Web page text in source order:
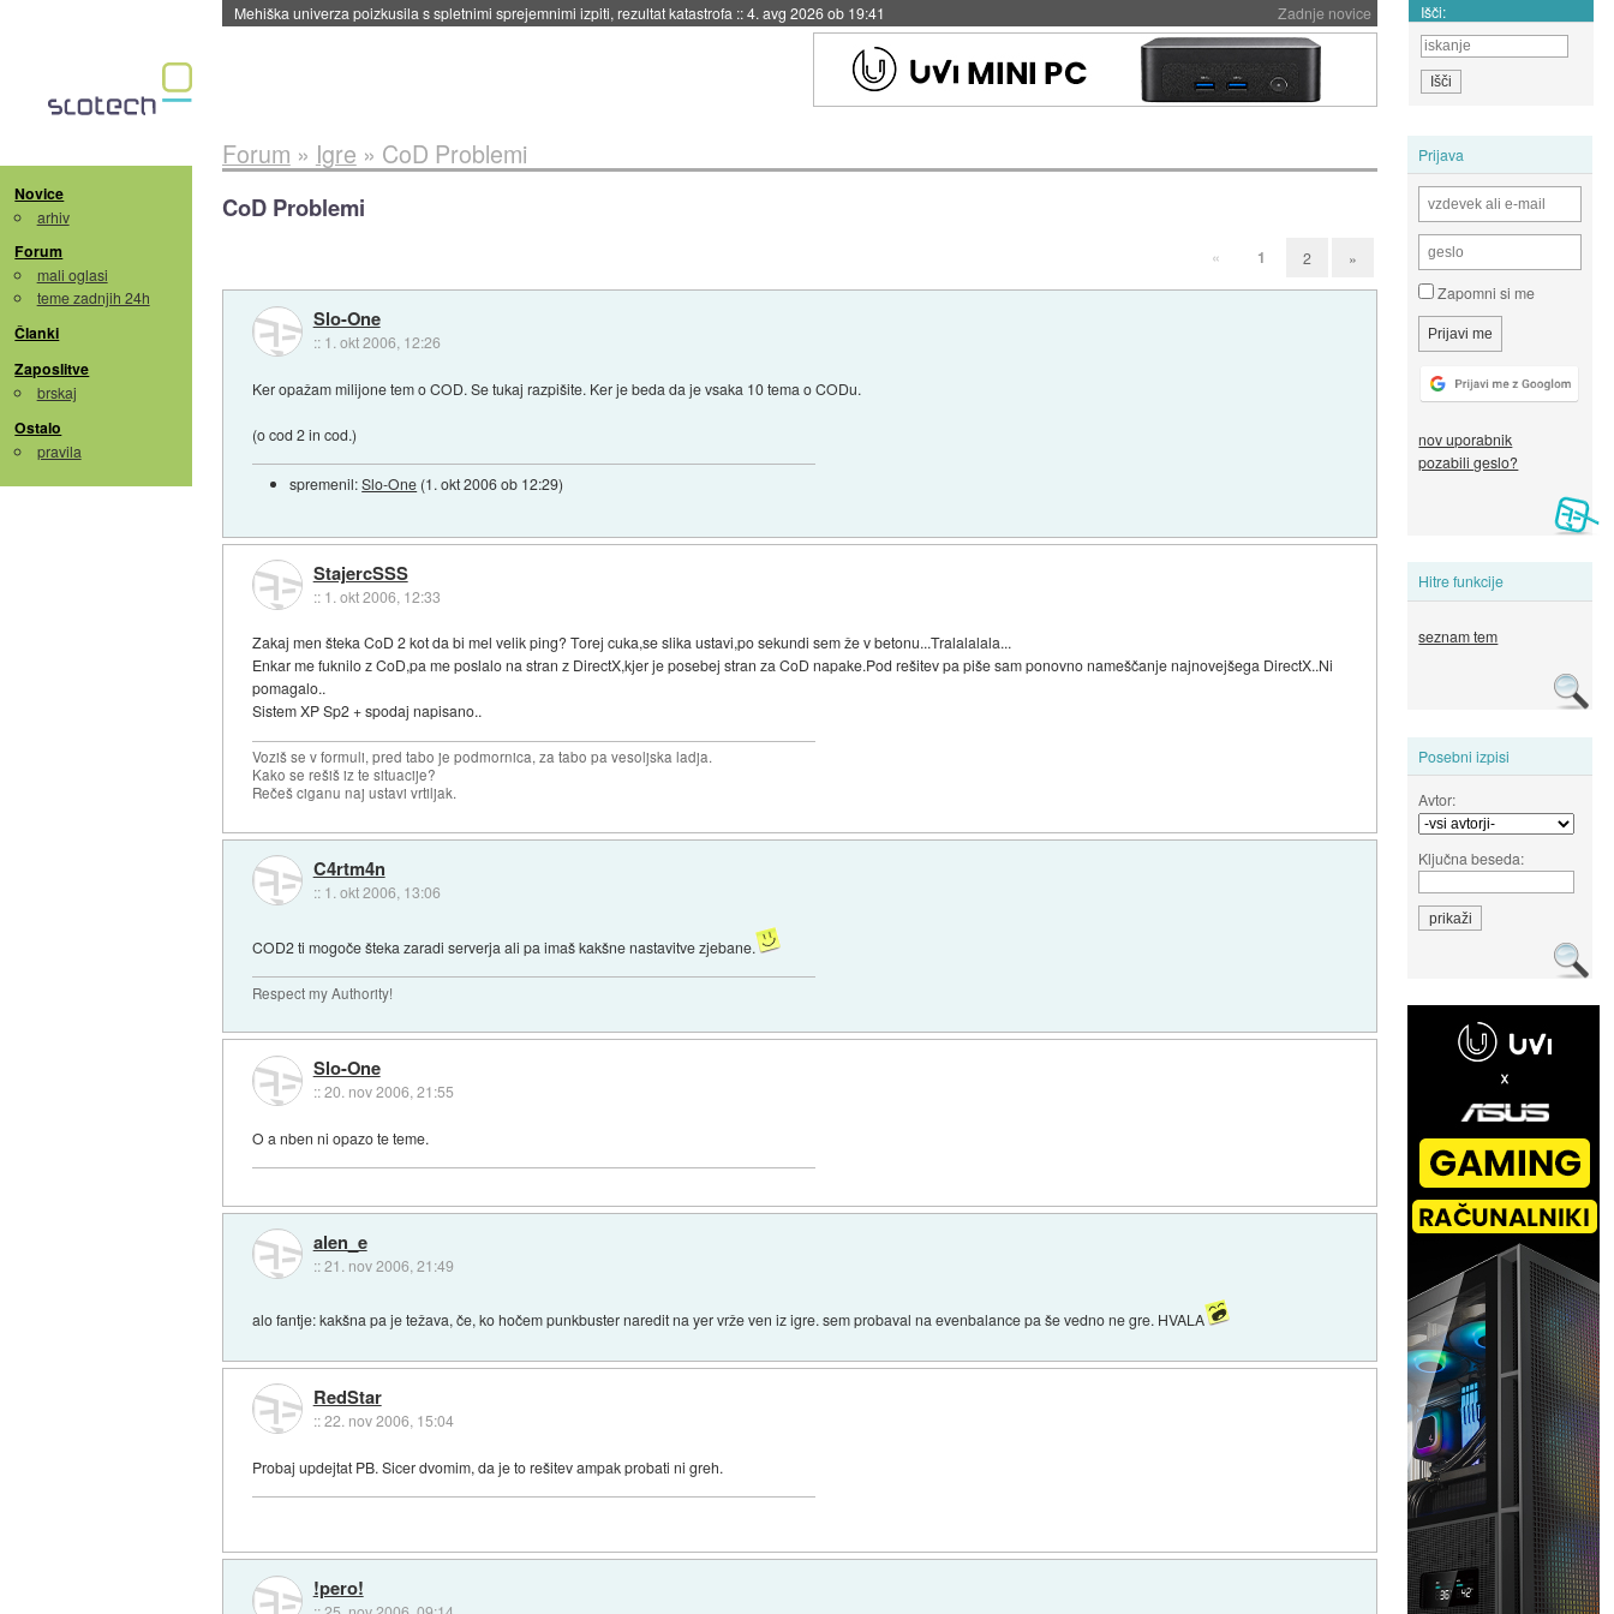
Zadnje novice
Evropska vesoljska agencija razvija svojo raketo za večkratno uporabo::4. avg 2026 ob 19:41 Išči:
Novice
arhiv
Forum
mali oglasi
teme zadnjih 24h
Članki
Zaposlitve
brskaj
Ostalo
pravila
Prijava
Zapomni si me
nov uporabnik
pozabili geslo?
Hitre funkcije
seznam tem
Posebni izpisi
Avtor:
Ključna beseda:
Forum » Igre » CoD Problemi
CoD Problemi
« 1 2 »
Slo-One
:: 1. okt 2006, 12:26
Ker opažam milijone tem o COD. Se tukaj razpišite. Ker je beda da je vsaka 10 tema o CODu.
(o cod 2 in cod.)
spremenil:Slo-One (1. okt 2006 ob 12:29)
StajercSSS
:: 1. okt 2006, 12:33
Zakaj men šteka CoD 2 kot da bi mel velik ping? Torej cuka,se slika ustavi,po sekundi sem že v betonu...Tralalalala...
Enkar me fuknilo z CoD,pa me poslalo na stran z DirectX,kjer je posebej stran za CoD napake.Pod rešitev pa piše sam ponovno nameščanje najnovejšega DirectX..Ni
pomagalo..
Sistem XP Sp2 + spodaj napisano..
Voziš se v formuli, pred tabo je podmornica, za tabo pa vesoljska ladja.
Kako se rešiš iz te situacije?
Rečeš ciganu naj ustavi vrtiljak.
C4rtm4n
:: 1. okt 2006, 13:06
COD2 ti mogoče šteka zaradi serverja ali pa imaš kakšne nastavitve zjebane.
Respect my Authority!
Slo-One
::20. nov 2006, 21:55
O a nben ni opazo te teme.
alen_e
::21. nov 2006, 21:49
alo fantje: kakšna pa je težava, če, ko hočem punkbuster naredit na yer vrže ven iz igre. sem probaval na evenbalance pa še vedno ne gre. HVALA
RedStar
::22. nov 2006, 15:04
Probaj updejtat PB. Sicer dvomim, da je to rešitev ampak probati ni greh.
!pero!